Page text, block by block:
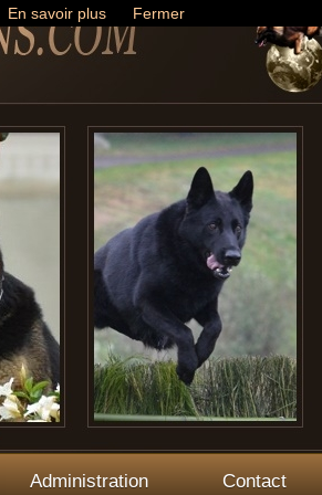
Administration Contact
En savoir plus Fermer